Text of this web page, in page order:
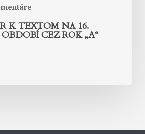
K TEXTOM NA 16.
CEZ ROK „A“